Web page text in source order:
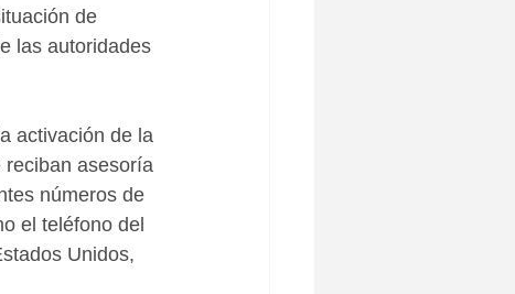
de
las autoridades
activación de la
reciban asesoría
números de
el teléfono del
Unidos,